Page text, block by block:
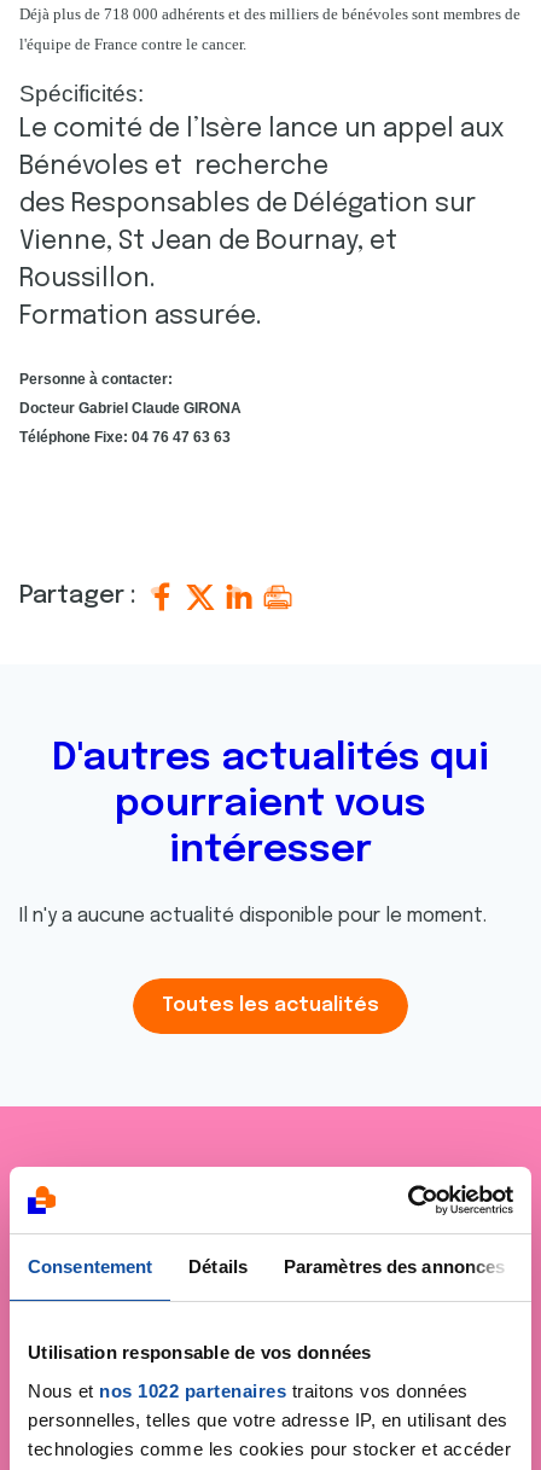
Consentement Détails Paramètres des annonces
Utilisation responsable de vos données
Nous et nos 1022 partenaires traitons vos données
personnelles, telles que votre adresse IP, en utilisant des
technologies comme les cookies pour stocker et accéder
Déjà plus de 718 000 adhérents et des milliers de bénévoles sont membres de
l'équipe de France contre le cancer.
Spécificités:
Le comité de l’Isère lance un appel aux
Bénévoles et recherche
des Responsables de Délégation sur
Vienne, St Jean de Bournay, et
Roussillon.
Formation assurée.
Personne à contacter:
Docteur Gabriel Claude GIRONA
Téléphone Fixe: 04 76 47 63 63
Partager :
D'autres actualités qui
pourraient vous
intéresser
Il n'y a aucune actualité disponible pour le moment.
Toutes les actualités
La Ligue
contre le cancer